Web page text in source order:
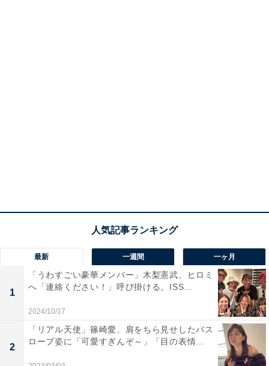
最新 一週間 一ヶ月
1
「うわすごい豪華メンバー」木梨憲武、ヒロミ
へ「連絡ください！」呼び掛ける。ISS...
2024/10/17
2
「リアル天使」篠崎愛、肩をちら見せしたバス
ローブ姿に「可愛すぎんぞ～」「目の表情...